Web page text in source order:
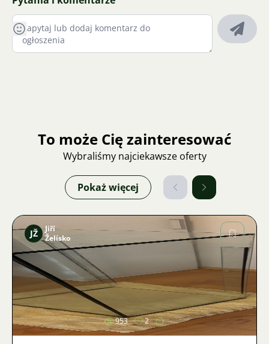
To może Cię zainteresować
Wybraliśmy najciekawsze oferty
Pokaż więcej
Zdjęcie
JŽ
Jiří
Želísko
953 2